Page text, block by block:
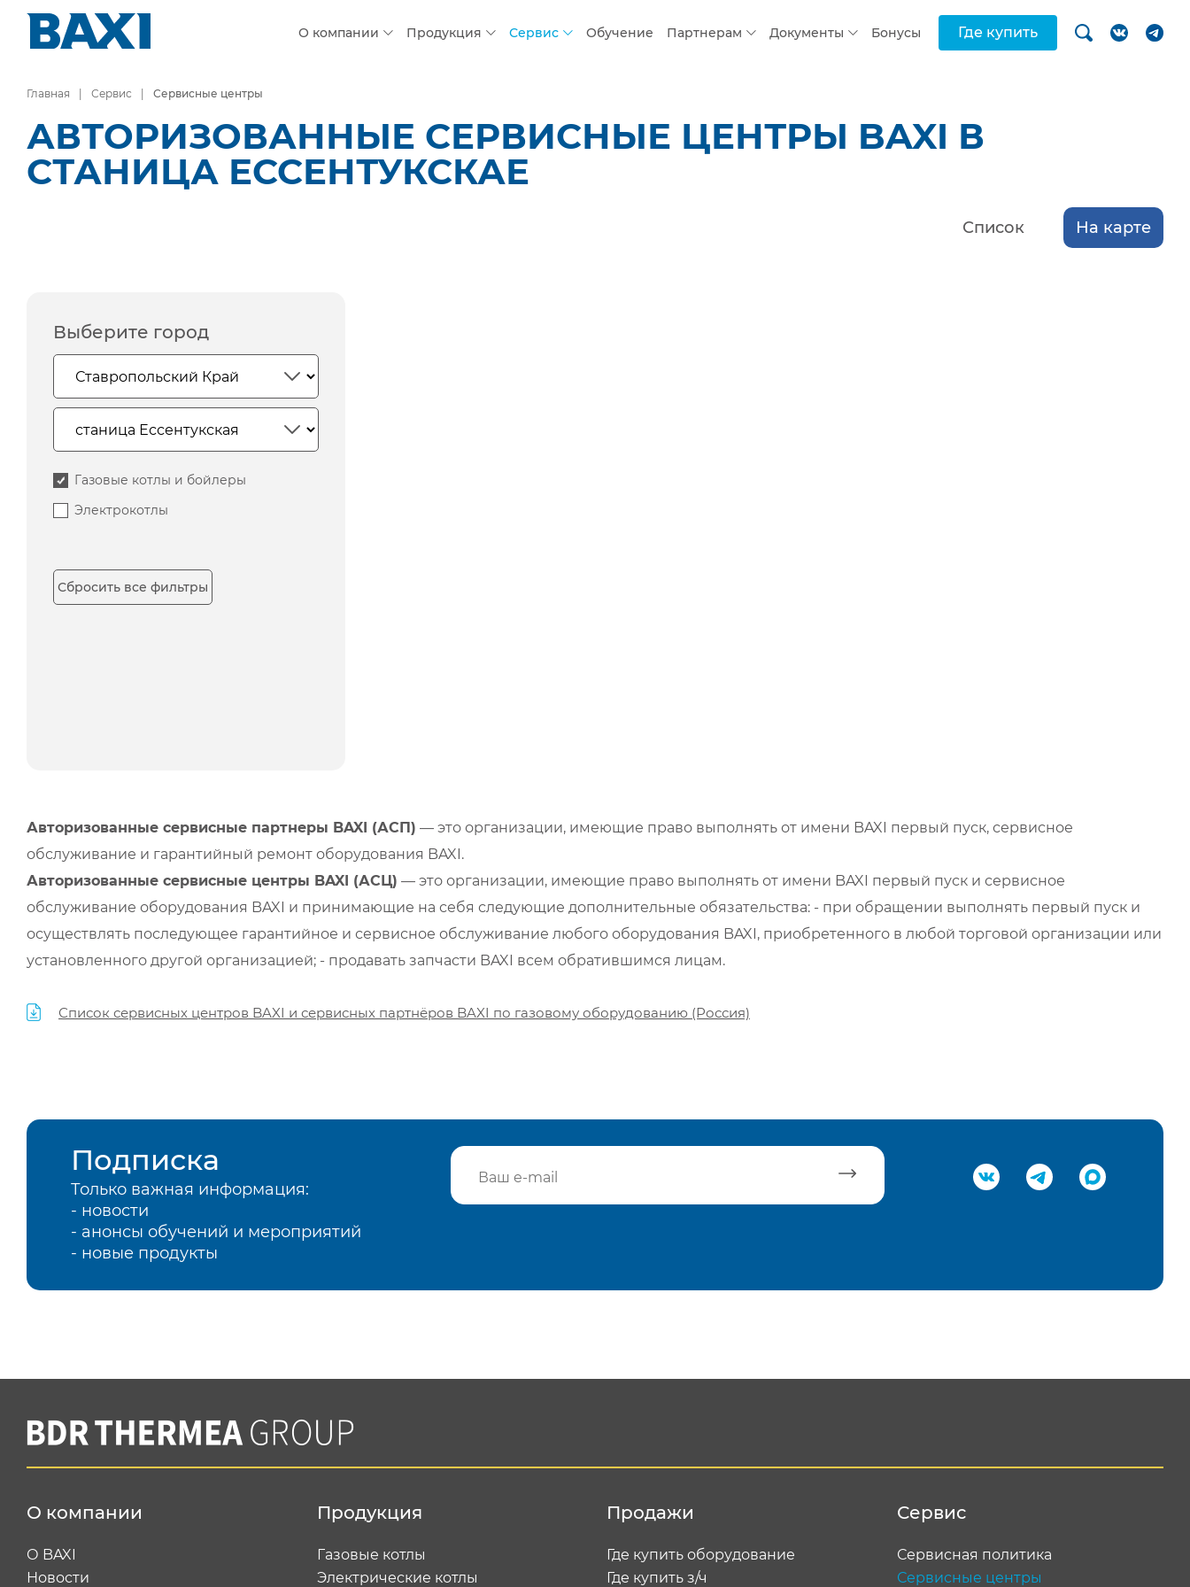
О компании Продукция Сервис Обучение Партнерам Документы Бонусы Где купить
Главная Сервис Сервисные центры
АВТОРИЗОВАННЫЕ СЕРВИСНЫЕ ЦЕНТРЫ BAXI В
СТАНИЦА ЕССЕНТУКСКАЕ
Список На карте
Выберите город
Газовые котлы и бойлеры
Электрокотлы
Сбросить все фильтры
Авторизованные сервисные партнеры BAXI (АСП) — это организации, имеющие право выполнять от имени BAXI первый пуск, сервисное
обслуживание и гарантийный ремонт оборудования BAXI.
Авторизованные сервисные центры BAXI (АСЦ) — это организации, имеющие право выполнять от имени BAXI первый пуск и сервисное
обслуживание оборудования BAXI и принимающие на себя следующие дополнительные обязательства: - при обращении выполнять первый пуск и
осуществлять последующее гарантийное и сервисное обслуживание любого оборудования BAXI, приобретенного в любой торговой организации или
установленного другой организацией; - продавать запчасти BAXI всем обратившимся лицам.
Список сервисных центров BAXI и сервисных партнёров BAXI по газовому оборудованию (Россия)
Подписка
Только важная информация:
- новости
- анонсы обучений и мероприятий
- новые продукты
О компании
О BAXI
Новости
Продукция
Газовые котлы
Электрические котлы
Продажи
Где купить оборудование
Где купить з/ч
Сервис
Сервисная политика
Сервисные центры